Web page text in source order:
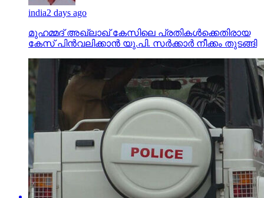
india2 days ago
മുഹമ്മദ് അഖ്‌ലാഖ് കേസിലെ പ്രതികള്‍ക്കെതിരായ
കേസ് പിന്‍വലിക്കാന്‍ യു.പി. സര്‍ക്കാര്‍ നീക്കം തുടങ്ങി